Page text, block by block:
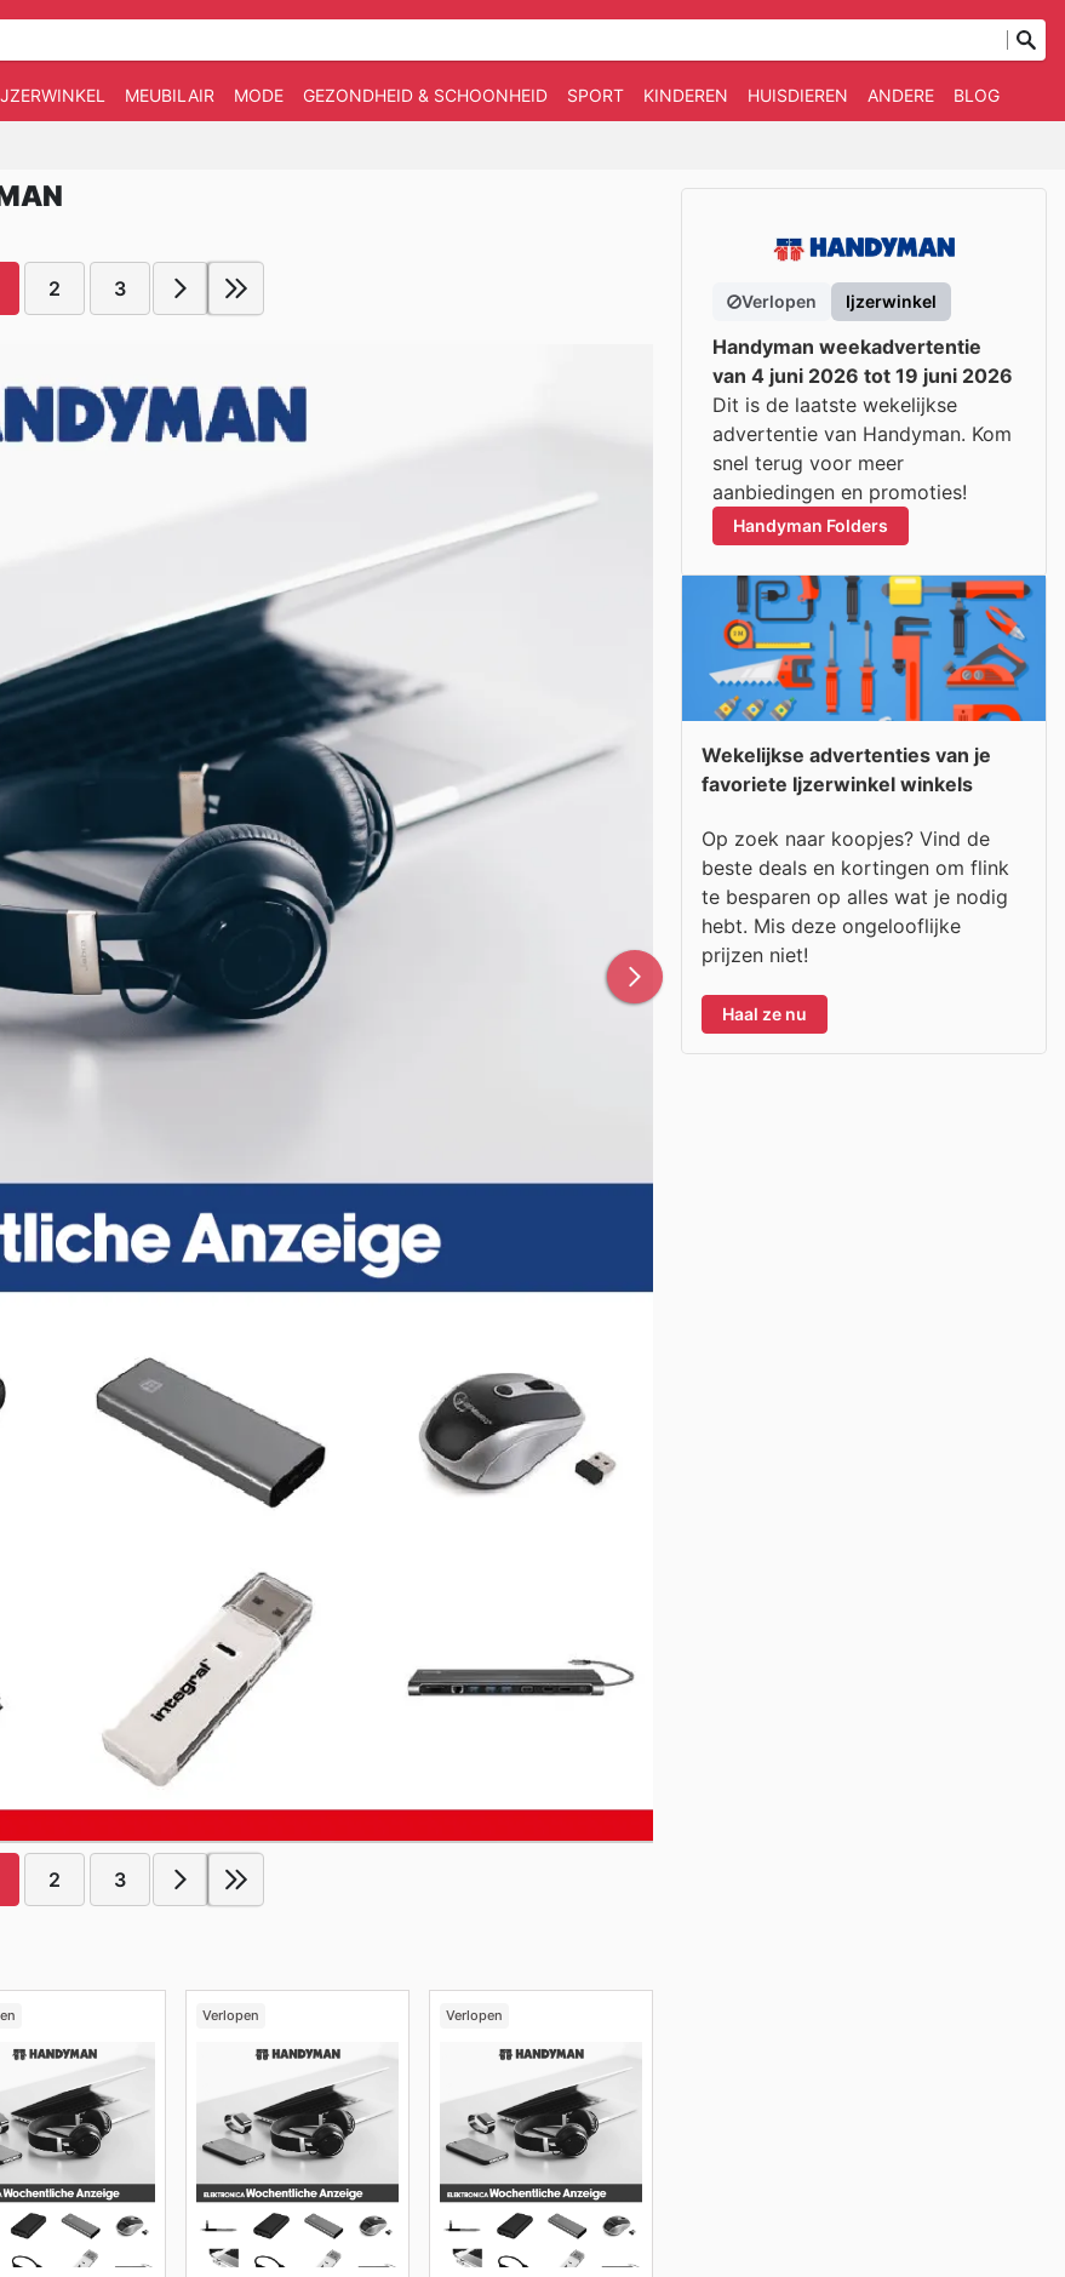
MEUBILAIR MODE GEZONDHEID & SCHOONHEID SPORT KINDEREN HUISDIEREN ANDERE BLOG
2 3
2 3
Verlopen Verlopen
Verlopen Ijzerwinkel
Handyman weekadvertentie
van 4 juni 2026 tot 19 juni 2026
Dit is de laatste wekelijkse
advertentie van Handyman. Kom
snel terug voor meer
aanbiedingen en promoties!
Handyman Folders
Wekelijkse advertenties van je
favoriete Ijzerwinkel winkels
Op zoek naar koopjes? Vind de
beste deals en kortingen om flink
te besparen op alles wat je nodig
hebt. Mis deze ongelooflijke
prijzen niet!
Haal ze nu